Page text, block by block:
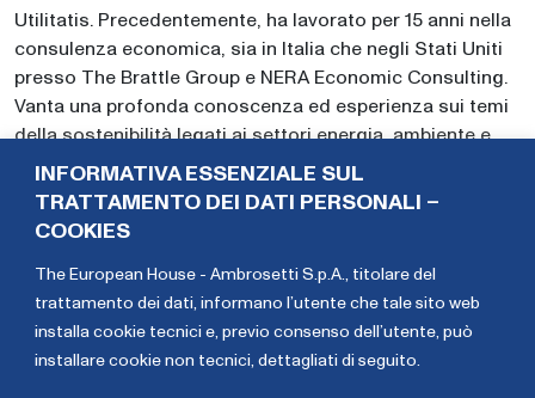
INFORMATIVA ESSENZIALE SUL
TRATTAMENTO DEI DATI PERSONALI –
COOKIES
The European House - Ambrosetti S.p.A., titolare del
trattamento dei dati, informano l’utente che tale sito web
installa cookie tecnici e, previo consenso dell’utente, può
installare cookie non tecnici, dettagliati di seguito
Utilitatis. Precedentemente, ha lavorato per 15 anni nella
consulenza economica, sia in Italia che negli Stati Uniti
presso The Brattle Group e NERA Economic Consulting.
Vanta una profonda conoscenza ed esperienza sui temi
della sostenibilità legati ai settori energia, ambiente e
acqua, è esperta di regolamentazione dei mercati nei
settori dell’energia, dei trasporti e delle
telecomunicazioni e ha ampia esperienza di valutazione
Mazzarella ha un PhD in economia conseguito presso
l’Università di Roma Tre, con un periodo di visiting
presso la Stanford University (USA), un M.Sc. in
economics presso la London School of Economics e